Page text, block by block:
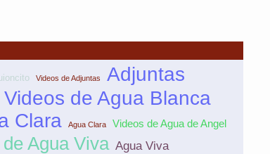
Videos de Adjuntas Adjuntas
Videos de Agua Blanca
Clara Agua Clara Videos de Agua de Angel
Agua Viva Agua Viva